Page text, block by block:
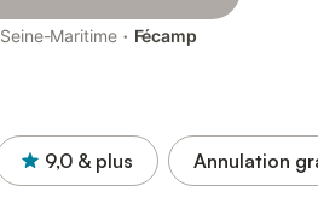
Seine-Maritime · Fécamp
9,0 & plus Annulation